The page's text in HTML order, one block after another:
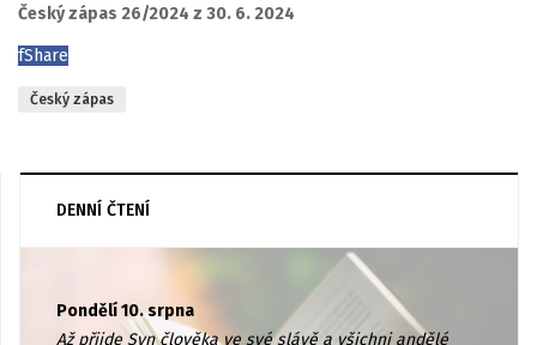
Český zápas 26/2024 z 30. 6. 2024
fShare
Český zápas
DENNÍ ČTENÍ
Pondělí 10. srpna
Až přijde Syn člověka ve své slávě a všichni andělé